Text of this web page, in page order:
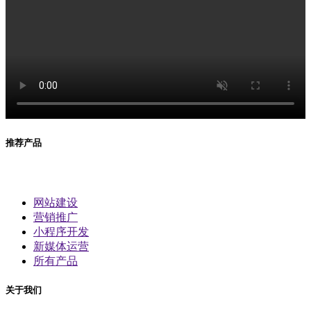
推荐产品
网站建设
营销推广
小程序开发
新媒体运营
所有产品
关于我们